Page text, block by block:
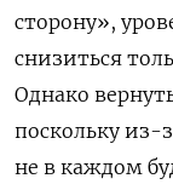
сторону»,
снизиться
Однако
поскольку из-
не в каждом